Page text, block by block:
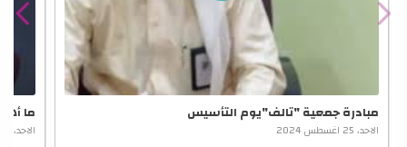
مبادرة جمعية "تالف"يوم التأسيس
الاحد، 25 اغسطس 2024
ما
الاحد، 25 اغسطس 2024